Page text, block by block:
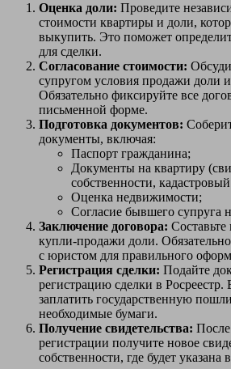
Оценка доли: Проведите
стоимости квартиры и доли,
выкупить. Это поможет
для сделки.
Согласование стоимости:
супругом условия продажи доли и
Обязательно фиксируйте все
письменной форме.
Подготовка документов:
документы, включая:
Паспорт гражданина;
Документы на квартиру
собственности,
Оценка недвижимости;
Согласие бывшего супруга
Заключение договора:
купли-продажи доли.
с юристом для правильного
Регистрация сделки: Подайте
регистрацию сделки в Росреестр.
заплатить государственную
необходимые бумаги.
Получение свидетельства:
регистрации получите новое
собственности, где будет указана